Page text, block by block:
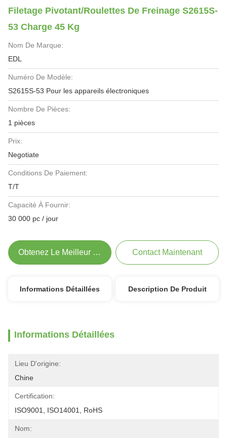
Filetage Pivotant/roulettes De Freinage S2615S-
53 Charge 45 Kg
Nom De Marque:
EDL
Numéro De Modèle:
S2615S-53 Pour les appareils électroniques
Nombre De Pièces:
1 pièces
Prix:
Negotiate
Conditions De Paiement:
T/T
Capacité À Fournir:
30 000 pc / jour
Obtenez Le Meilleur Prix Contact Maintenant
Informations Détaillées Description De Produit
Informations Détaillées
Lieu D'origine:
Chine
Certification:
ISO9001, ISO14001, RoHS
Nom: